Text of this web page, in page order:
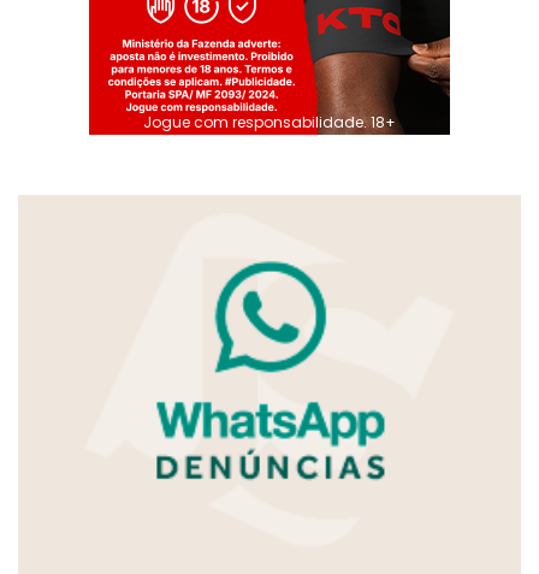
Jogue com responsabilidade. 18+